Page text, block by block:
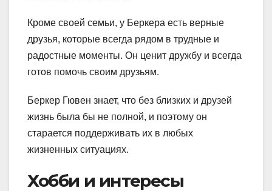
Кроме своей семьи, у Беркера есть верные
друзья, которые всегда рядом в трудные и
радостные моменты. Он ценит дружбу и всегда
готов помочь своим друзьям.
Беркер Гювен знает, что без близких и друзей
жизнь была бы не полной, и поэтому он
старается поддерживать их в любых
жизненных ситуациях.
Хобби и интересы